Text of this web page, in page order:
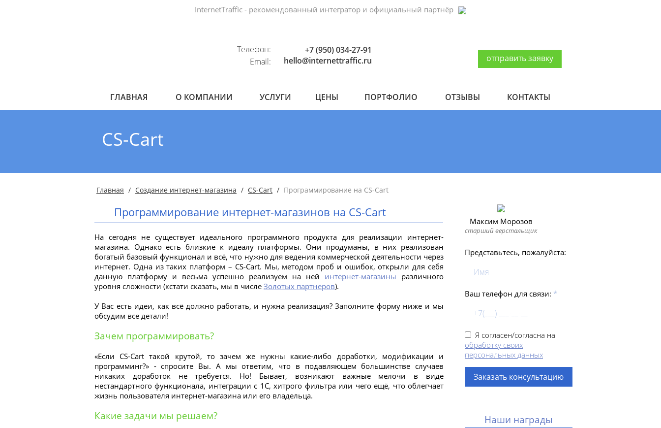
InternetTraffic - рекомендованный интегратор и официальный партнёр
отправить заявку
Телефон:
Email:
+7 (950) 034-27-91
hello@internettraffic.ru
ГЛАВНАЯ О КОМПАНИИ УСЛУГИ ЦЕНЫ ПОРТФОЛИО ОТЗЫВЫ КОНТАКТЫ
CS-Cart
Главная Создание интернет-магазина CS-Cart Программирование на CS-Cart
Максим Морозов
старший верстальщик
Представьтесь, пожалуйста:
Ваш телефон для связи: *
Я согласен/согласна на
обработку своих
персональных данных
Наши награды
Программирование интернет-магазинов на CS-Cart
На сегодня не существует идеального программного продукта для реализации интернет-
магазина. Однако есть близкие к идеалу платформы. Они продуманы, в них реализован
богатый базовый функционал и всё, что нужно для ведения коммерческой деятельности через
интернет. Одна из таких платформ – CS-Cart. Мы, методом проб и ошибок, открыли для себя
данную платформу и весьма успешно реализуем на ней интернет-магазины различного
уровня сложности (кстати сказать, мы в числе Золотых партнеров).
У Вас есть идеи, как всё должно работать, и нужна реализация? Заполните форму ниже и мы
обсудим все детали!
Зачем программировать?
«Если CS-Cart такой крутой, то зачем же нужны какие-либо доработки, модификации и
программинг?» - спросите Вы. А мы ответим, что в подавляющем большинстве случаев
никаких доработок не требуется. Но! Бывает, возникают важные мелочи в виде
нестандартного функционала, интеграции с 1С, хитрого фильтра или чего ещё, что облегчает
жизнь пользователя интернет-магазина или его владельца.
Какие задачи мы решаем?